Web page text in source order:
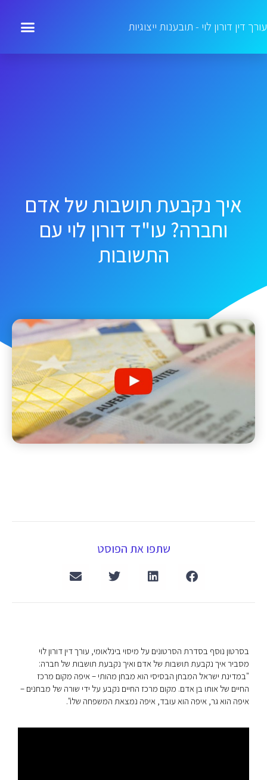
עורך דין דורון לוי - תובענות ייצוגיות
איך נקבעת תושבות של אדם
וחברה? עו"ד דורון לוי עם
התשובות
שתפו את הפוסט
בסרטון נוסף בסדרת הסרטונים על מיסוי בינלאומי, עורך דין דורון לוי
מסביר איך נקבעת תושבות של אדם ואיך נקבעת תושבות של חברה:
"במדינת ישראל המבחן הבסיסי הוא מבחן מהותי – איפה מקום מרכז
החיים של אותו בן אדם. מקום מרכז החיים נקבע על ידי שורה של מבחנים –
איפה הוא גר, איפה הוא עובד, איפה נמצאת המשפחה שלו".